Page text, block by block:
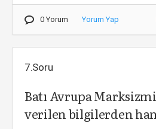
0 Yorum Yorum Yap
7.Soru
Batı Avrupa
verilen bilgilerden